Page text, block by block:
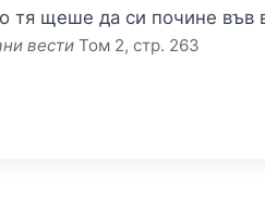
тя щеше да си почине във
вести Том 2, стр. 263